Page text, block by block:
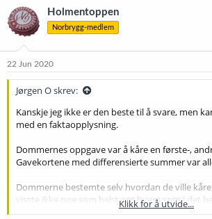
k
s
j
o
e
Holmentoppen
Norbrygg-medlem
22 Jun 2020
Jørgen O skrev:
Kanskje jeg ikke er den beste til å svare, men
med en faktaopplysning.
Dommernes oppgave var å kåre en første-,
Gavekortene med differensierte summer var
Dommerne bestemte selv hvordan de ville
visste ikke noe som helst om hvem som i det
inn bidrag til konkurransen.
Klikk for å utvide...